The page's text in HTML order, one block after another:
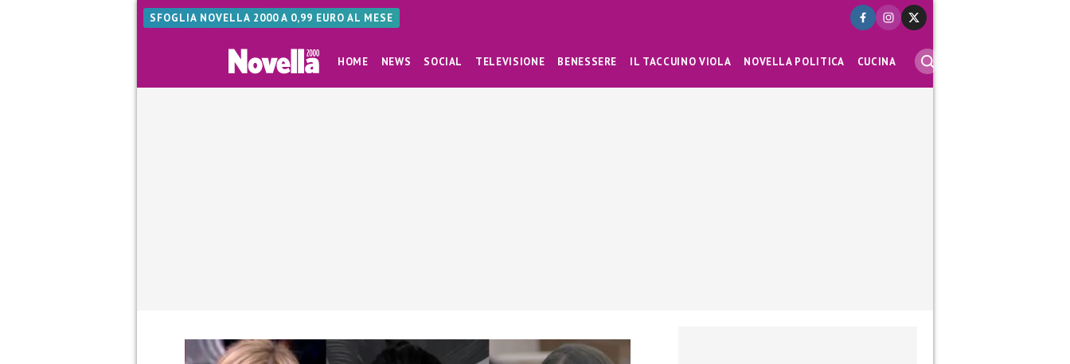
SFOGLIA NOVELLA 2000 A 0,99 EURO AL MESE
HOME NEWS SOCIAL TELEVISIONE BENESSERE IL TACCUINO VIOLA NOVELLA POLITICA CUCINA